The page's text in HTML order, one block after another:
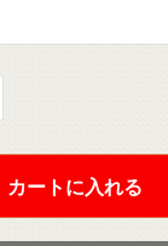
カートに入れる